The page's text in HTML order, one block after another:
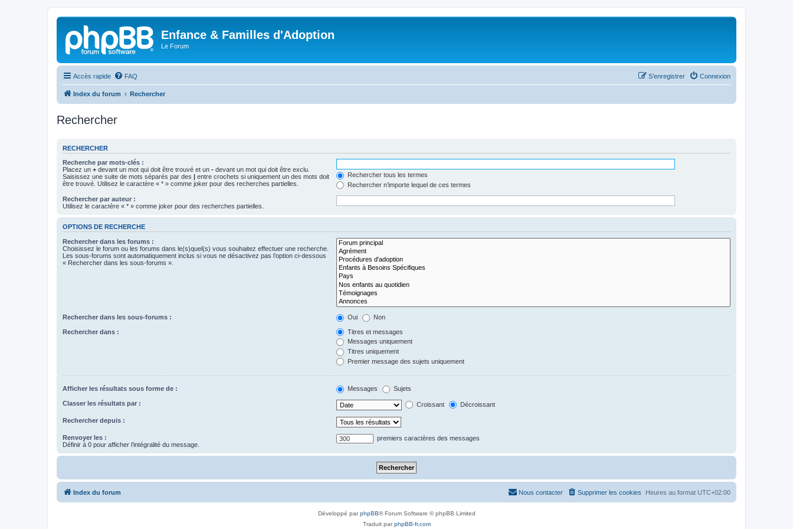
Enfance & Familles d'Adoption
Le Forum
Accès rapide FAQ Connexion
S’enregistrer
Index du forum Rechercher
Rechercher
RECHERCHER
Recherche par mots-clés :
Placez un + devant un mot qui doit être trouvé et un - devant un mot qui doit être exclu.
Saisissez une suite de mots séparés par des | entre crochets si uniquement un des mots doit
être trouvé. Utilisez le caractère « * » comme joker pour des recherches partielles.
Rechercher tous les termes
Rechercher n’importe lequel de ces termes
Rechercher par auteur :
Utilisez le caractère « * » comme joker pour des recherches partielles.
OPTIONS DE RECHERCHE
Rechercher dans les forums :
Choisissez le forum ou les forums dans le(s)quel(s) vous souhaitez effectuer une recherche.
Les sous-forums sont automatiquement inclus si vous ne désactivez pas l’option ci-dessous
« Rechercher dans les sous-forums ».
Rechercher dans les sous-forums : Oui Non
Rechercher dans :
Titres et messages
Messages uniquement
Titres uniquement
Premier message des sujets uniquement
Afficher les résultats sous forme de : Messages Sujets
Classer les résultats par : Croissant Décroissant
Rechercher depuis :
Renvoyer les :
Définir à 0 pour afficher l’intégralité du message.
premiers caractères des messages
Index du forum Heures au format UTC+02:00
Supprimer les cookies
Nous contacter
Développé parphpBB® Forum Software © phpBB Limited
Traduit parphpBB-fr.com